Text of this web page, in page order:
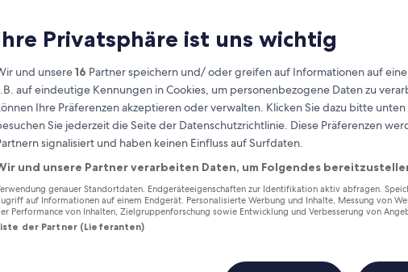
Privatsphäre ist uns wichtig
und unsere16 Partner speichern und/ oder greifen auf Informationen auf
auf eindeutige Kennungen in Cookies, um personenbezogene Daten zu
Ihre Präferenzen akzeptieren oder verwalten. Klicken Sie dazu bitte
Sie jederzeit die Seite der Datenschutzrichtlinie. Diese Präferenzen
signalisiert und haben keinen Einfluss auf Surfdaten.
und unsere Partner verarbeiten Daten, um Folgendes
genauer Standortdaten. Endgeräteeigenschaften zur Identifikation aktiv abfragen.
auf Informationen auf einem Endgerät. Personalisierte Werbung und Inhalte, Messung von
Performance von Inhalten, Zielgruppenforschung sowie Entwicklung und Verbesserung von
der Partner (Lieferanten)